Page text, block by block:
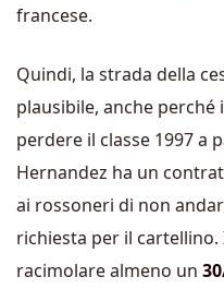
francese.
Quindi, la strada della
plausibile, anche
perdere il classe 1997 a
Hernandez ha un
ai rossoneri di non
richiesta per il
racimolare almeno un